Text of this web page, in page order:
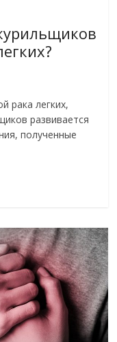
рака легких,
развивается
полученные